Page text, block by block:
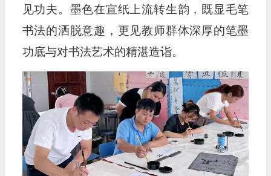
见功夫。墨色在宣纸上流转生韵，既显毛笔
书法的洒脱意趣，更见教师群体深厚的笔墨
功底与对书法艺术的精湛造诣。